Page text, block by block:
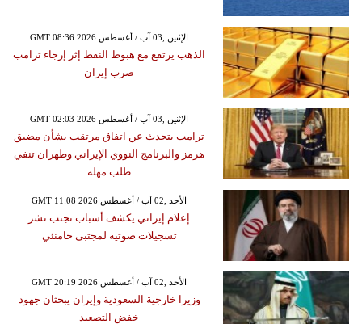
GMT 08:36 2026 الإثنين ,03 آب / أغسطس
الذهب يرتفع مع هبوط النفط إثر إرجاء ترامب
ضرب إيران
GMT 02:03 2026 الإثنين ,03 آب / أغسطس
ترامب يتحدث عن اتفاق مرتقب بشأن مضيق
هرمز والبرنامج النووي الإيراني وطهران تنفي
طلب مهلة
GMT 11:08 2026 الأحد ,02 آب / أغسطس
إعلام إيراني يكشف أسباب تجنب نشر
تسجيلات صوتية لمجتبى خامنئي
GMT 20:19 2026 الأحد ,02 آب / أغسطس
وزيرا خارجية السعودية وإيران يبحثان جهود
خفض التصعيد